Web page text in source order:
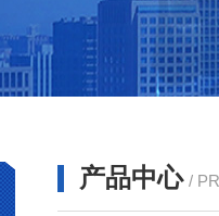
产品中心 /